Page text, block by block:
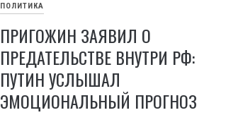
ПОЛИТИКА
ПРИГОЖИН ЗАЯВИЛ О
ПРЕДАТЕЛЬСТВЕ ВНУТРИ РФ:
ПУТИН УСЛЫШАЛ
ЭМОЦИОНАЛЬНЫЙ ПРОГНОЗ